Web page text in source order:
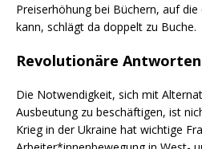
Preiserhöhung bei Büchern, auf
kann, schlägt da doppelt zu Buche.
Revolutionäre
Die Notwendigkeit, sich mit
Ausbeutung zu beschäftigen, ist
Krieg in der Ukraine hat wichtige